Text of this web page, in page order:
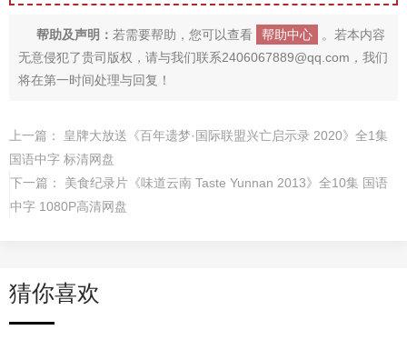
帮助及声明： 若需要帮助，您可以查看 帮助中心
。若本内容
无意侵犯了贵司版权，请与我们联系2406067889@qq.com，我们
将在第一时间处理与回复！
上一篇： 皇牌大放送《百年遗梦·国际联盟兴亡启示录 2020》全1集
国语中字 标清网盘
下一篇： 美食纪录片《味道云南 Taste Yunnan 2013》全10集 国语
中字 1080P高清网盘
猜你喜欢